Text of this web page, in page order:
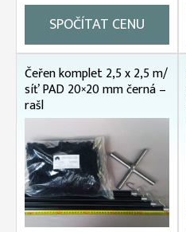
SPOČÍTAT CENU
Čeřen komplet 2,5 x 2,5 m/
síť PAD 20×20 mm černá –
rašl